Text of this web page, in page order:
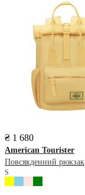
₴ 1 680
American Tourister
Повсякденний рюкзак
S